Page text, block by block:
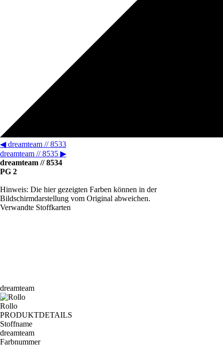
◀dreamteam // 8533
dreamteam // 8535 ▶
dreamteam // 8534
PG 2
Hinweis: Die hier gezeigten Farben können in der
Bildschirmdarstellung vom Original abweichen.
Verwandte Stoffkarten
dreamteam
Rollo
PRODUKTDETAILS
Stoffname
dreamteam
Farbnummer